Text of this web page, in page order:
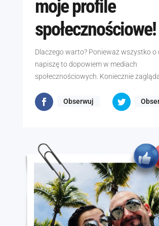
moje profile
społecznościowe!
Dlaczego warto? Ponieważ wszystko o
napiszę to dopowiem w mediach
społecznościowych. Koniecznie
Obserwuj